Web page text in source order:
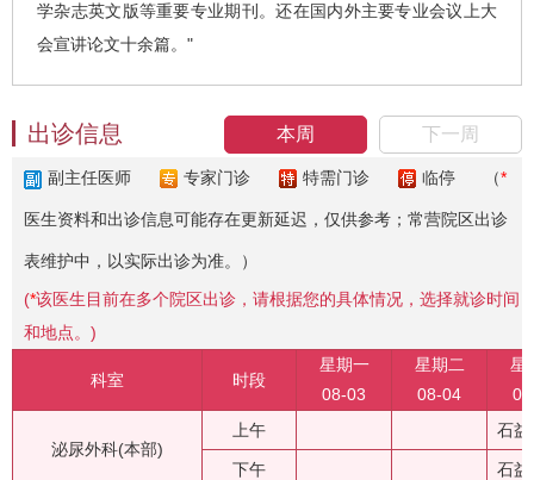
学杂志英文版等重要专业期刊。还在国内外主要专业会议上大
会宣讲论文十余篇。"
本周 下一周
出诊信息
副主任医师 专家门诊 特需门诊 临停 （*
医生资料和出诊信息可能存在更新延迟，仅供参考；常营院区出诊
表维护中，以实际出诊为准。）
(*该医生目前在多个院区出诊，请根据您的具体情况，选择就诊时间
和地点。)
科室 时段
星期一
08-03
星期二
08-04
星
泌尿外科(本部)
上午 石
下午 石